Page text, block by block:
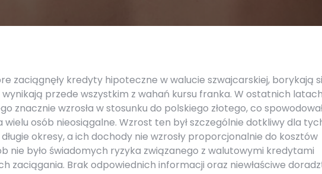
zaciągnęły kredyty hipoteczne w walucie szwajcarskiej, borykają
przede wszystkim z wahań kursu franka. W ostatnich latach
znacznie wzrosła w stosunku do polskiego złotego, co
wielu osób nieosiągalne. Wzrost ten był szczególnie dotkliwy dla
okresy, a ich dochody nie wzrosły proporcjonalnie do kosztów
nie było świadomych ryzyka związanego z walutowymi kredytami
zaciągania. Brak odpowiednich informacji oraz niewłaściwe